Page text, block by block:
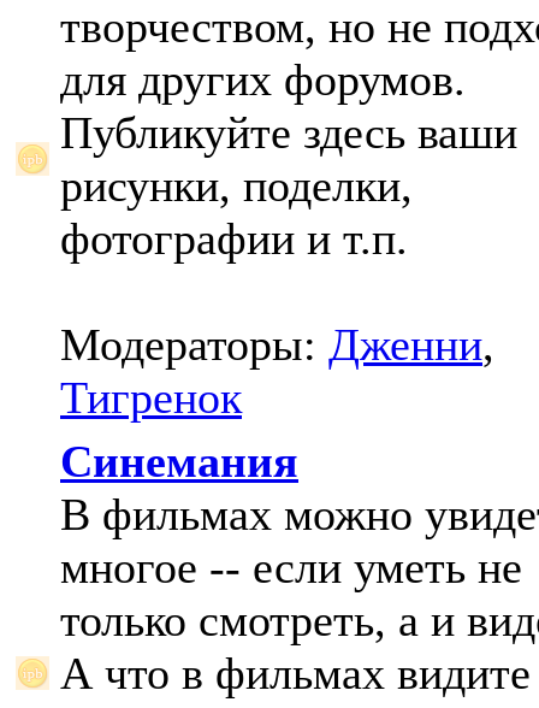
творчеством, но не
для других форумов.
Публикуйте здесь ваши
рисунки, поделки,
фотографии и т.п.
Модераторы: Дженни,
Тигренок
Синемания
В фильмах можно
многое -- если уметь не
только смотреть, а и
А что в фильмах видите